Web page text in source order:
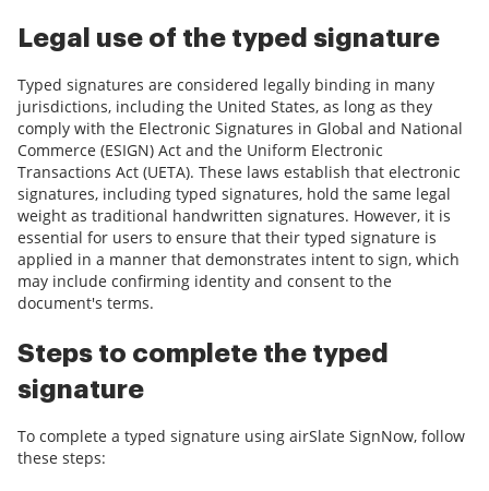
Legal use of the typed signature
Typed signatures are considered legally binding in many
jurisdictions, including the United States, as long as they
comply with the Electronic Signatures in Global and National
Commerce (ESIGN) Act and the Uniform Electronic
Transactions Act (UETA). These laws establish that electronic
signatures, including typed signatures, hold the same legal
weight as traditional handwritten signatures. However, it is
essential for users to ensure that their typed signature is
applied in a manner that demonstrates intent to sign, which
may include confirming identity and consent to the
document's terms.
Steps to complete the typed
signature
To complete a typed signature using airSlate SignNow, follow
these steps: